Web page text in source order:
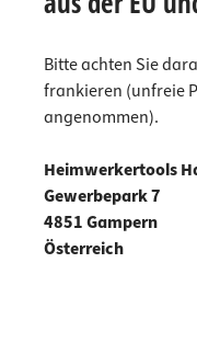
Bitte achten Sie
frankieren (unfreie
angenommen).
Heimwerkertools
Gewerbepark 7
4851 Gampern
Österreich